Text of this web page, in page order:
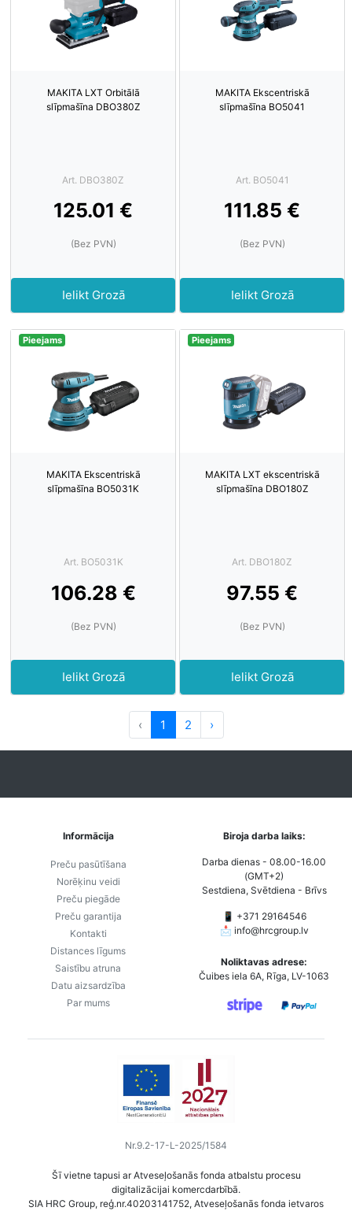
MAKITA LXT Orbitālā
slīpmašīna DBO380Z
Art. DBO380Z
125.01 €
(Bez PVN)
Ielikt Grozā
MAKITA Ekscentriskā
slīpmašīna BO5041
Art. BO5041
111.85 €
(Bez PVN)
Ielikt Grozā
Pieejams
MAKITA Ekscentriskā
slīpmašīna BO5031K
Art. BO5031K
106.28 €
(Bez PVN)
Ielikt Grozā
Pieejams
MAKITA LXT ekscentriskā
slīpmašīna DBO180Z
Art. DBO180Z
97.55 €
(Bez PVN)
Ielikt Grozā
‹ 1 2 ›
Informācija
Preču pasūtīšana
Norēķinu veidi
Preču piegāde
Preču garantija
Kontakti
Distances līgums
Saistību atruna
Datu aizsardzība
Par mums
Biroja darba laiks:
Darba dienas - 08.00-16.00
(GMT+2)
Sestdiena, Svētdiena - Brīvs
📱 +371 29164546
📩 info@hrcgroup.lv
Noliktavas adrese:
Čuibes iela 6A, Rīga, LV-1063
Nr.9.2-17-L-2025/1584
Šī vietne tapusi ar Atveseļošanās fonda atbalstu procesu
digitalizācijai komercdarbībā.
SIA HRC Group, reģ.nr.40203141752, Atveseļošanās fonda ietvaros